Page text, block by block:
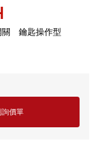
關 鑰匙操作型
價單